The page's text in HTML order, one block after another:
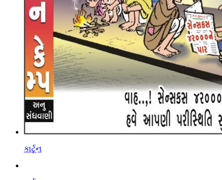
કાર્ટૂન